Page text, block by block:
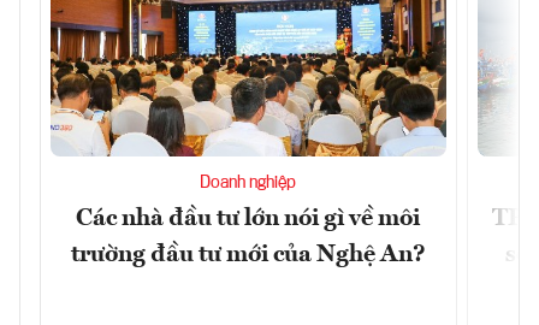
Doanh nghiệp
Các nhà đầu tư lớn nói gì về môi
trường đầu tư mới của Nghệ An?